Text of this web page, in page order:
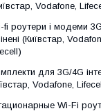
Vodafone,
fi роутери і модеми
(Київстар,
для 3G/4G
Vodafone,
Wi-Fi